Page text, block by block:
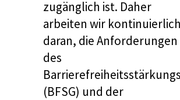
zugänglich ist. Daher
arbeiten wir kontinuierlich
daran, die Anforderungen
des
(BFSG) und der